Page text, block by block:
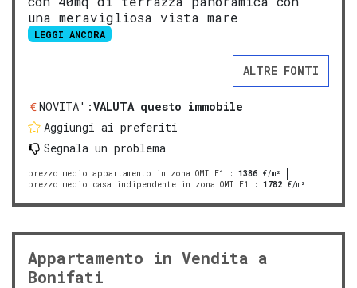
una meravigliosa vista mare
LEGGI ANCORA
ALTRE FONTI
NOVITA':VALUTA questo immobile
Aggiungi ai preferiti
Segnala un problema
prezzo medio appartamento in zona OMI E1 : 1386 €/m²
prezzo medio casa indipendente in zona OMI E1
: 1782 €/m²
Appartamento in Vendita a
Bonifati